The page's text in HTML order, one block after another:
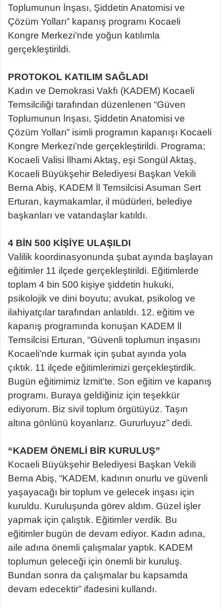
Toplumunun İnşası, Şiddetin Anatomisi ve
Çözüm Yolları” kapanış programı Kocaeli
Kongre Merkezi’nde yoğun katılımla
gerçekleştirildi.
PROTOKOL KATILIM SAĞLADI
Kadın ve Demokrasi Vakfı (KADEM) Kocaeli
Temsilciliği tarafından düzenlenen “Güven
Toplumunun İnşası, Şiddetin Anatomisi ve
Çözüm Yolları” isimli programın kapanışı Kocaeli
Kongre Merkezi’nde gerçekleştirildi. Programa;
Kocaeli Valisi İlhami Aktaş, eşi Songül Aktaş,
Kocaeli Büyükşehir Belediyesi Başkan Vekili
Berna Abiş, KADEM İl Temsilcisi Asuman Sert
Erturan, kaymakamlar, il müdürleri, belediye
başkanları ve vatandaşlar katıldı.
4 BİN 500 KİŞİYE ULAŞILDI
Valilik koordinasyonunda şubat ayında başlayan
eğitimler 11 ilçede gerçekleştirildi. Eğitimlerde
toplam 4 bin 500 kişiye şiddetin hukuki,
psikolojik ve dini boyutu; avukat, psikolog ve
ilahiyatçılar tarafından anlatıldı. 12. eğitim ve
kapanış programında konuşan KADEM İl
Temsilcisi Erturan, “Güvenli toplumun inşasını
Kocaeli’nde kurmak için şubat ayında yola
çıktık. 11 ilçede eğitimlerimizi gerçekleştirdik.
Bugün eğitimimiz İzmit’te. Son eğitim ve kapanış
programı. Buraya geldiğiniz için teşekkür
ediyorum. Biz sivil toplum örgütüyüz. Taşın
altına gönlünü koyanlarız. Gururluyuz” dedi.
“KADEM ÖNEMLİ BİR KURULUŞ”
Kocaeli Büyükşehir Belediyesi Başkan Vekili
Berna Abiş, “KADEM, kadının onurlu ve güvenli
yaşayacağı bir toplum ve gelecek inşası için
kuruldu. Kuruluşunda görev aldım. Güzel işler
yapmak için çalıştık. Eğitimler verdik. Bu
eğitimler bugün de devam ediyor. Kadın adına,
aile adına önemli çalışmalar yaptık. KADEM
toplumun geleceği için önemli bir kuruluş.
Bundan sonra da çalışmalar bu kapsamda
devam edecektir” ifadesini kullandı.